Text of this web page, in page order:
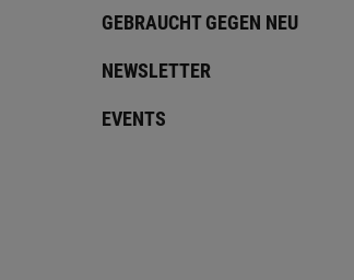
GEBRAUCHT GEGEN NEU
NEWSLETTER
EVENTS